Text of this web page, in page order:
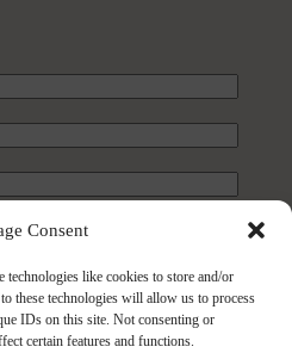
Consent
technologies like cookies to store and/or
these technologies will allow us to process
IDs on this site. Not consenting or
certain features and functions.